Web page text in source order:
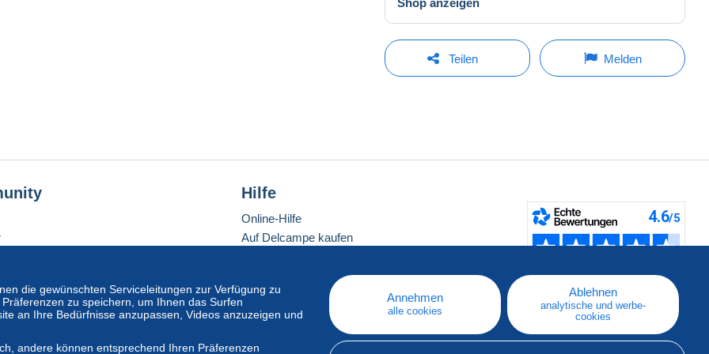
Teilen Melden
die gewünschten Serviceleitungen zur Verfügung zu
zu speichern, um Ihnen das Surfen
an Ihre Bedürfnisse anzupassen, Videos anzuzeigen und
andere können entsprechend Ihren Präferenzen
Annehmen
alle cookies
Ablehnen
analytische und werbe-
cookies
Hilfe
Online-Hilfe
Auf Delcampe kaufen
Eine sichere Website